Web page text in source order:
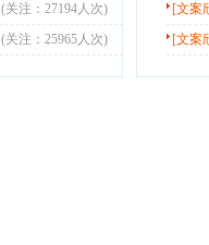
(关注：27194人次)
(关注：25965人次)
[文案
[文案